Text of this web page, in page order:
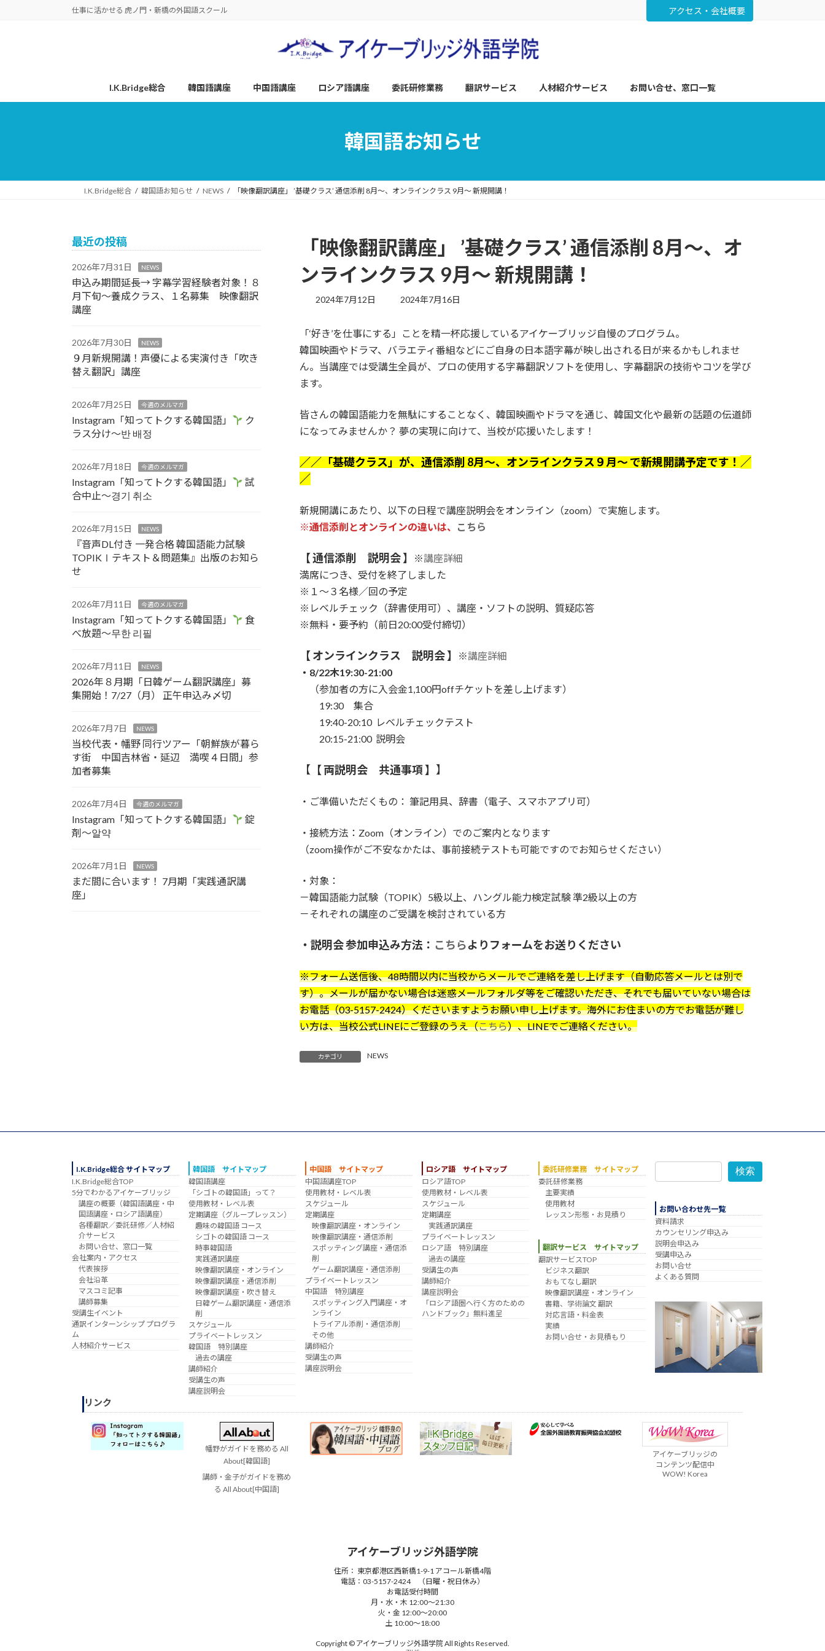
仕事に活かせる 虎ノ門・新橋の外国語スクール アクセス・会社概要
I.K.Bridge総合 韓国語講座 中国語講座 ロシア語講座 委託研修業務 翻訳サービス 人材紹介サービス お問い合せ、窓口一覧
韓国語お知らせ
I.K.Bridge総合 韓国語お知らせ NEWS 「映像翻訳講座」 ’基礎クラス’ 通信添削 8月～、オンラインクラス 9月～ 新規開講！
「映像翻訳講座」 ’基礎クラス’ 通信添削 8月～、オ
ンラインクラス 9月～ 新規開講！
2024年7月12日
最
新
日
時
:
2024年7月16日
「‘好き’を仕事にする」ことを精一杯応援しているアイケーブリッジ自慢のプログラム。
韓国映画やドラマ、バラエティ番組などにご自身の日本語字幕が映し出される日が来るかもしれませ
ん。当講座では受講生全員が、プロの使用する字幕翻訳ソフトを使用し、字幕翻訳の技術やコツを学び
ます。
皆さんの韓国語能力を無駄にすることなく、韓国映画やドラマを通じ、韓国文化や最新の話題の伝道師
になってみませんか？ 夢の実現に向けて、当校が応援いたします！
／／「基礎クラス」が、通信添削 8月～、オンラインクラス ９月～ で新規開講予定です！ ／
／
新規開講にあたり、以下の日程で講座説明会をオンライン（zoom）で実施します。
※通信添削とオンラインの違いは、
こちら
【通信添削 説明会】 ※講座詳細
満席につき、受付を終了しました
※１～３名様／回の予定
※レベルチェック（辞書使用可）、講座・ソフトの説明、質疑応答
※無料・要予約（前日20:00受付締切）
【オンラインクラス 説明会】 ※講座詳細
・8/22木19:30-21:00
（参加者の方に入会金1,100円offチケットを差し上げます）
19:30 集合
19:40-20:10 レベルチェックテスト
20:15-21:00 説明会
【【 両説明会 共通事項 】 】
・ご準備いただくもの： 筆記用具、辞書（電子、スマホアプリ可）
・接続方法：Zoom（オンライン）でのご案内となります
（zoom操作がご不安なかたは、事前接続テストも可能ですのでお知らせください）
・対象：
－韓国語能力試験（TOPIK）5級以上、ハングル能力検定試験 準2級以上の方
－それぞれの講座のご受講を検討されている方
・説明会参加申込み方法： こちらよりフォームをお送りください
※フォーム送信後、48時間以内に当校からメールでご連絡を差し上げます（自動応答メールとは別で
す）。メールが届かない場合は迷惑メールフォルダ等をご確認いただき、それでも届いていない場合は
お電話（03-5157-2424）くださいますようお願い申し上げます。海外にお住まいの方でお電話が難し
い方は、当校公式LINEにご登録のうえ（こちら）、LINEでご連絡ください。
カテゴリ NEWS
最近の投稿
2026年7月31日 NEWS
申込み期間延長→ 字幕学習経験者対象！８
月下旬～養成クラス、１名募集 映像翻訳
講座
2026年7月30日 NEWS
９月新規開講！声優による実演付き「吹き
替え翻訳」講座
2026年7月25日 今週のメルマガ
Instagram「知ってトクする韓国語」
ク
ラス分け～반 배정
2026年7月18日 今週のメルマガ
Instagram「知ってトクする韓国語」
試
合中止～경기 취소
2026年7月15日 NEWS
『音声DL付き 一発合格 韓国語能力試験
TOPIKⅠテキスト＆問題集』出版のお知ら
せ
2026年7月11日 今週のメルマガ
Instagram「知ってトクする韓国語」
食
べ放題～무한 리필
2026年7月11日 NEWS
2026年８月期「日韓ゲーム翻訳講座」募
集開始！7/27（月） 正午申込み〆切
2026年7月7日 NEWS
当校代表・幡野 同行ツアー「朝鮮族が暮ら
す街 中国吉林省・延辺 満喫４日間」参
加者募集
2026年7月4日 今週のメルマガ
Instagram「知ってトクする韓国語」
錠
剤～알약
2026年7月1日 NEWS
まだ間に合います！ 7月期「実践通訳講
座」
I.K.Bridge総合 サイトマップ
I.K.Bridge総合TOP
5分でわかるアイケーブリッジ
講座の概要（韓国語講座・中
国語講座・ロシア語講座）
各種翻訳／委託研修／人材紹
介サービス
お問い合せ、窓口一覧
会社案内・アクセス
代表挨拶
会社沿革
マスコミ記事
講師募集
受講生イベント
通訳インターンシップ プログラ
ム
人材紹介サービス
韓国語 サイトマップ
韓国語講座
「シゴトの韓国語」って？
使用教材・レベル表
定期講座（グループレッスン）
趣味の韓国語 コース
シゴトの韓国語 コース
時事韓国語
実践通訳講座
映像翻訳講座・オンライン
映像翻訳講座・通信添削
映像翻訳講座・吹き替え
日韓ゲーム翻訳講座・通信添
削
スケジュール
プライベートレッスン
韓国語 特別講座
過去の講座
講師紹介
受講生の声
講座説明会
中国語 サイトマップ
中国語講座TOP
使用教材・レベル表
スケジュール
定期講座
映像翻訳講座・オンライン
映像翻訳講座・通信添削
スポッティング講座・通信添
削
ゲーム翻訳講座・通信添削
プライベートレッスン
中国語 特別講座
スポッティング入門講座・オ
ンライン
トライアル添削・通信添削
その他
講師紹介
受講生の声
講座説明会
ロシア語 サイトマップ
ロシア語TOP
使用教材・レベル表
スケジュール
定期講座
実践通訳講座
プライベートレッスン
ロシア語 特別講座
過去の講座
受講生の声
講師紹介
講座説明会
「ロシア語圏へ行く方のための
ハンドブック」無料進呈
委託研修業務 サイトマップ
委託研修業務
主要実績
使用教材
レッスン形態・お見積り
翻訳サービス サイトマップ
翻訳サービスTOP
ビジネス翻訳
おもてなし翻訳
映像翻訳講座・オンライン
書籍、学術論文 翻訳
対応言語・料金表
実績
お問い合せ・お見積もり
検索
お問い合わせ先一覧
資料請求
カウンセリング申込み
説明会申込み
受講申込み
お問い合せ
よくある質問
リンク
幡野がガイドを務める All
About[韓国語]
講師・金子がガイドを務め
る All About[中国語]
アイケーブリッジの
コンテンツ配信中
WOW! Korea
アイケーブリッジ外語学院
住所： 東京都港区西新橋1-9-1 アコール新橋4階
電話：03-5157-2424 （日曜・祝日休み）
お電話受付時間
月・水・木 12:00～21:30
火・金 12:00～20:00
土 10:00～18:00
Copyright © アイケーブリッジ外語学院 All Rights Reserved.